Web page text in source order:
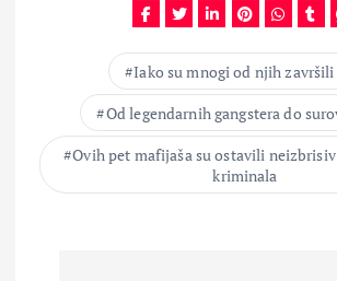
Iako su mnogi od njih završili
Od legendarnih gangstera do
Ovih pet mafijaša su ostavili
kriminala